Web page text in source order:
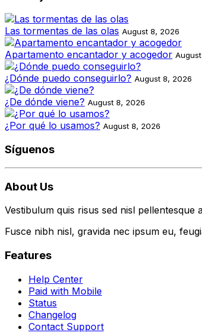
Las tormentas de las olas August 8, 2026
Apartamento encantador y acogedor
¿Dónde puedo conseguirlo? August 8, 2026
¿De dónde viene? August 8, 2026
¿Por qué lo usamos? August 8, 2026
Síguenos
About Us
Vestibulum quis risus sed nisl pellentesque
Fusce nibh nisl, gravida nec ipsum eu,
Features
Help Center
Paid with Mobile
Status
Changelog
Contact Support